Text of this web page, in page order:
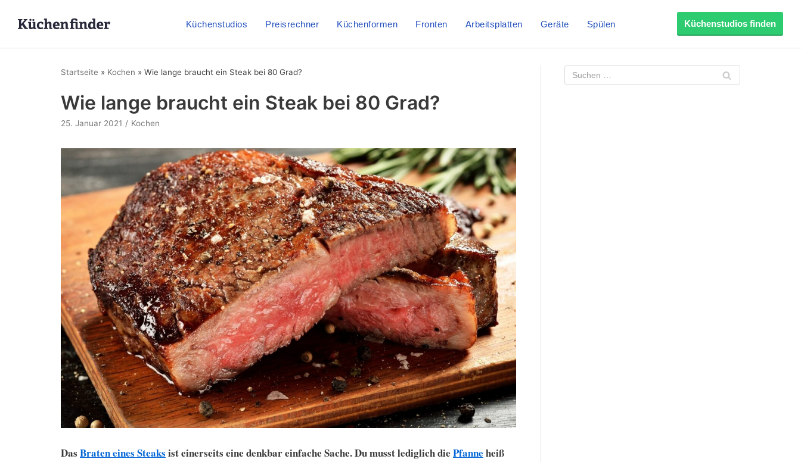
Küchenstudios Preisrechner Küchenformen Fronten Arbeitsplatten Geräte Spülen Küchenstudios finden
Startseite » Kochen » Wie lange braucht ein Steak bei 80 Grad?
Wie lange braucht ein Steak bei 80 Grad?
25. Januar 2021 Kochen
Das Braten eines Steaks ist einerseits eine denkbar einfache Sache. Du musst lediglich die Pfanne heiß